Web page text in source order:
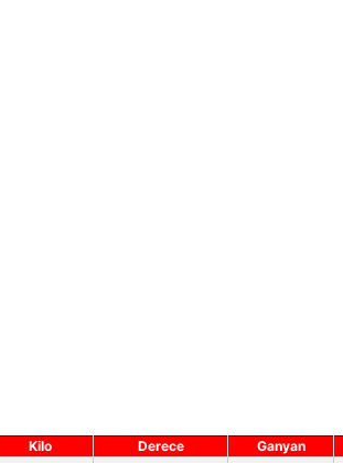
Kilo Derece Ganyan